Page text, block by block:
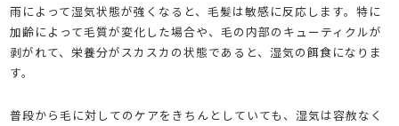
雨によって湿気状態が強くなると、毛髪は敏感に反応します。特に
加齢によって毛質が変化した場合や、毛の内部のキューティクルが
剥がれて、栄養分がスカスカの状態であると、湿気の餌食になりま
す。
普段から毛に対してのケアをきちんとしていても、湿気は容赦なく